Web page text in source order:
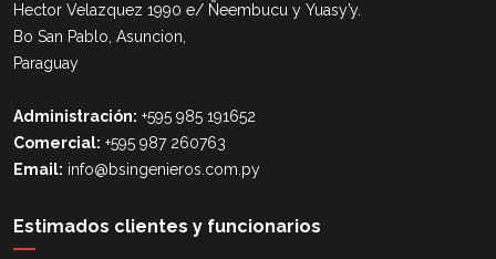
Hector Velazquez 1990 e/ Ñeembucu y Yuasy’y.
Bo San Pablo, Asuncion,
Paraguay
Administración: +595 985 191652
Comercial: +595 987 260763
Email: info@bsingenieros.com.py
Estimados clientes y funcionarios